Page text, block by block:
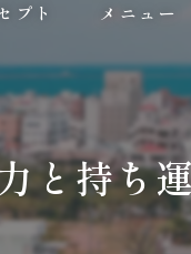
プト メニュー
と持ち